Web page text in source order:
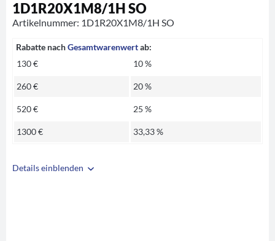
Details einblenden
1D1R20X1M8/1H SO
Artikelnummer: 1D1R20X1M8/1H SO
Rabatte nachGesamtwarenwertab:
130 €
10 %
260 € 20 %
520 € 25 %
1300 € 33,33 %